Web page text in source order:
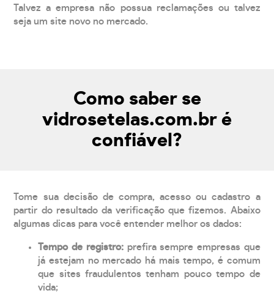
Talvez a empresa não possua reclamações ou talvez
seja um site novo no mercado.
Como saber se
vidrosetelas.com.br é
confiável?
Tome sua decisão de compra, acesso ou cadastro a
partir do resultado da verificação que fizemos. Abaixo
algumas dicas para você entender melhor os dados:
Tempo de registro: prefira sempre empresas que
já estejam no mercado há mais tempo, é comum
que sites fraudulentos tenham pouco tempo de
vida;